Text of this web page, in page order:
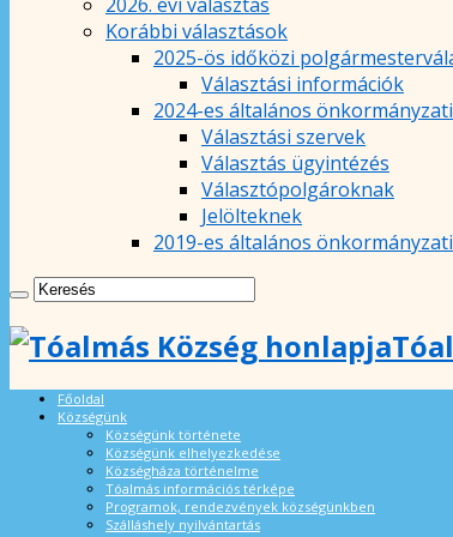
Korábbi választások
2025-ös időközi
Választási információk
2024-es általános
Választási szervek
Választás ügyintézés
Választópolgároknak
Jelölteknek
2019-es általános
Főoldal
Községünk
Községünk története
Községünk elhelyezkedése
Községháza történelme
Tóalmás információs térképe
Programok, rendezvények községünkben
Szálláshely nyilvántartás